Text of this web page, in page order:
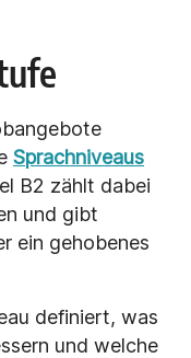
Sprachniveaus
B2 zählt dabei
und gibt
ein gehobenes
definiert, was
und welche